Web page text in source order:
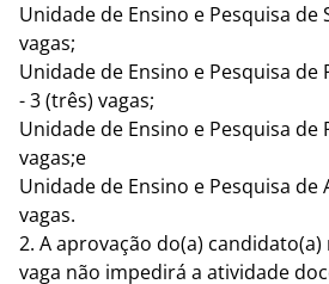
Unidade de Ensino e Pesquisa de
vagas;
Unidade de Ensino e Pesquisa
- 3 (três) vagas;
Unidade de Ensino e Pesquisa de
vagas;e
Unidade de Ensino e Pesquisa de
vagas.
2. A aprovação do(a)
vaga não impedirá a atividade